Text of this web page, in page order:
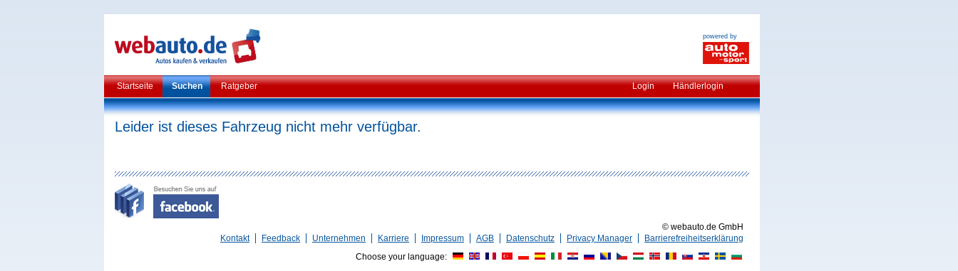
powered by
Startseite Suchen Ratgeber Login Händlerlogin
Leider ist dieses Fahrzeug nicht mehr verfügbar.
© webauto.de GmbH
Kontakt
Feedback Unternehmen Karriere Impressum AGB Datenschutz Privacy Manager
Barrierefreiheitserklärung
Choose your language: